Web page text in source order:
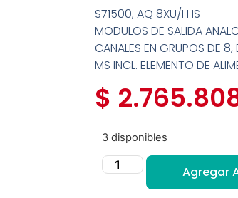
S71500, AQ 8XU/I HS
MODULOS DE SALIDA
CANALES EN GRUPOS DE
MS INCL. ELEMENTO DE
$
3 disponibles
Agregar